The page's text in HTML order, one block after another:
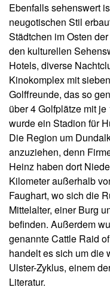
Ebenfalls sehenswert
neugotischen Stil
Städtchen im Osten
den kulturellen
Hotels, diverse
Kinokomplex mit
Golffreunde, das so
über 4 Golfplätze mit
wurde ein Stadion für
Die Region um
anzuziehen, denn
Heinz haben dort
Kilometer außerhalb
Faughart, wo sich die
Mittelalter, einer Burg
befinden. Außerdem
genannte Cattle Raid
handelt es sich um die
Ulster-Zyklus, einem
Literatur.